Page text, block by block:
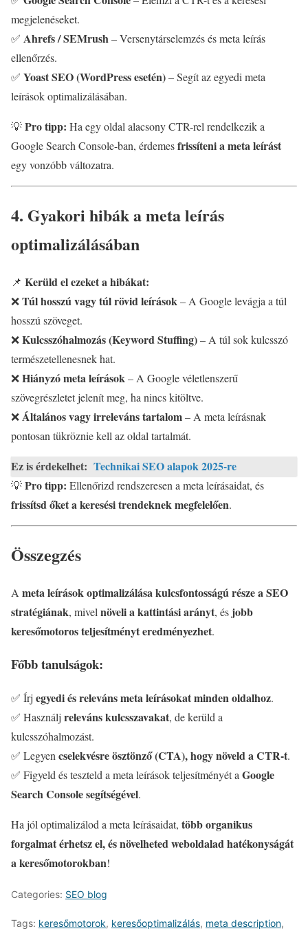
megjelenéseket.
✅ Ahrefs / SEMrush– Versenytárselemzés és meta leírás
ellenőrzés.
✅ Yoast SEO (WordPress esetén)– Segít az egyedi meta
leírások optimalizálásában.
💡Pro tipp: Ha egy oldal alacsony CTR-rel rendelkezik a
Google Search Console-ban, érdemesfrissíteni a meta leírást
egy vonzóbb változatra.
4. Gyakori hibák a meta leírás
optimalizálásában
📌 Kerüld el ezeket a hibákat:
❌Túl hosszú vagy túl rövid leírások– A Google levágja a túl
hosszú szöveget.
❌Kulcsszóhalmozás (Keyword Stuffing)– A túl sok kulcsszó
természetellenesnek hat.
❌Hiányzó meta leírások– A Google véletlenszerű
szövegrészletet jelenít meg, ha nincs kitöltve.
❌Általános vagy irreleváns tartalom– A meta leírásnak
pontosan tükröznie kell az oldal tartalmát.
Ez is érdekelhet: Technikai SEO alapok 2025-re
💡Pro tipp: Ellenőrizd rendszeresen a meta leírásaidat, és
frissítsd őket a keresési trendeknek megfelelően.
Összegzés
A meta leírások optimalizálása kulcsfontosságú része a SEO
stratégiának, mivel növeli a kattintási arányt, és jobb
keresőmotoros teljesítményt eredményezhet.
Főbb tanulságok:
✅ Írj egyedi és releváns meta leírásokat minden oldalhoz.
✅ Használj releváns kulcsszavakat, de kerüld a
kulcsszóhalmozást.
✅ Legyencselekvésre ösztönző (CTA), hogy növeld a CTR-t.
✅ Figyeld és teszteld a meta leírások teljesítményét aGoogle
Search Console segítségével.
Ha jól optimalizálod a meta leírásaidat, több organikus
forgalmat érhetsz el, és növelheted weboldalad hatékonyságát
a keresőmotorokban!
Categories: SEO blog
Tags: keresőmotorok, keresőoptimalizálás, meta description,